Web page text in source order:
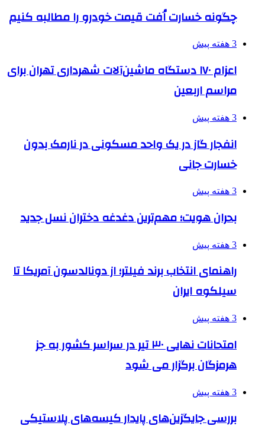
چگونه خسارت اُفت قیمت خودرو را مطالبه کنیم
3 هفته پیش
اعزام ۱۷۰ دستگاه ماشین‌آلات شهرداری تهران برای
مراسم اربعین
3 هفته پیش
انفجار گاز در یک واحد مسکونی در نارمک بدون
خسارت جانی
3 هفته پیش
بحران هویت؛ مهم‌ترین دغدغه دختران نسل جدید
3 هفته پیش
راهنمای انتخاب برند فیلتر؛ از دونالدسون آمریکا تا
سیلکوه ایران
3 هفته پیش
امتحانات نهایی ۳۰ تیر در سراسر کشور به جز
هرمزگان برگزار می شود
3 هفته پیش
بررسی جایگزین‌های پایدار کیسه‌های پلاستیکی